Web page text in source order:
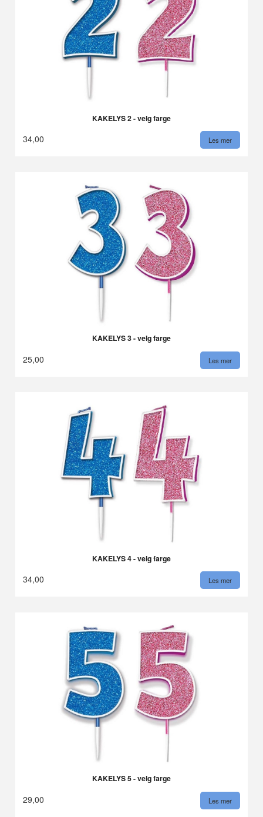
KAKELYS 2 - velg farge
34,00 Les mer
KAKELYS 3 - velg farge
25,00 Les mer
KAKELYS 4 - velg farge
34,00 Les mer
KAKELYS 5 - velg farge
29,00 Les mer